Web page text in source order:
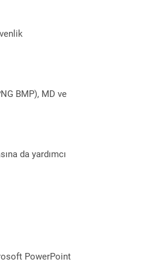
BMP), MD ve
da yardımcı
PowerPoint